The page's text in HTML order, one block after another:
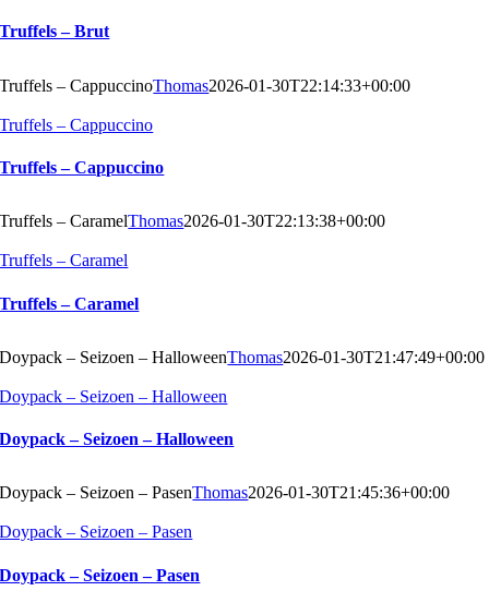
Truffels – Brut
Truffels – CappuccinoThomas2026-01-30T22:14:33+00:00
Truffels – Cappuccino
Truffels – Cappuccino
Truffels – CaramelThomas2026-01-30T22:13:38+00:00
Truffels – Caramel
Truffels – Caramel
Doypack – Seizoen – HalloweenThomas2026-01-30T21:47:49+00:00
Doypack – Seizoen – Halloween
Doypack – Seizoen – Halloween
Doypack – Seizoen – PasenThomas2026-01-30T21:45:36+00:00
Doypack – Seizoen – Pasen
Doypack – Seizoen – Pasen